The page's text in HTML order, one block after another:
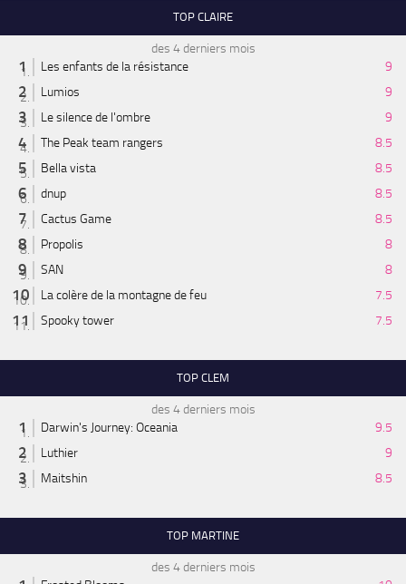
TOP CLAIRE
des 4 derniers mois
Les enfants de la résistance
9
Lumios
9
Le silence de l'ombre
9
The Peak team rangers
8.5
Bella vista
8.5
dnup
8.5
Cactus Game
8.5
Propolis
8
SAN
8
La colère de la montagne de feu
7.5
Spooky tower
7.5
TOP CLEM
des 4 derniers mois
Darwin's Journey: Oceania
9.5
Luthier
9
Maitshin
8.5
TOP MARTINE
des 4 derniers mois